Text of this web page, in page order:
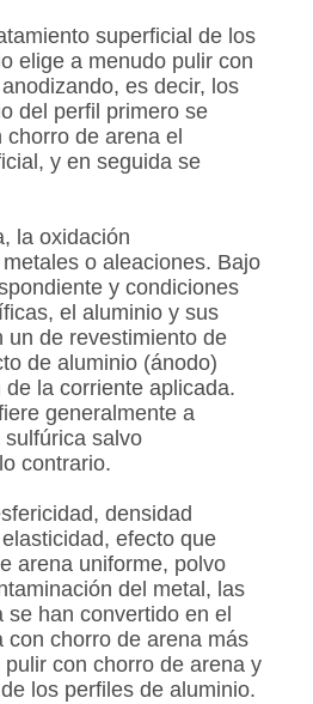
superficial de los
elige a menudo pulir con
es decir, los
del perfil primero se
de arena el
y en seguida se
la oxidación
o aleaciones. Bajo
y condiciones
el aluminio y sus
un de revestimiento de
de aluminio (ánodo)
la corriente aplicada.
generalmente a
salvo
contrario.
densidad
efecto que
arena uniforme, polvo
del metal, las
han convertido en el
con chorro de arena más
con chorro de arena y
los perfiles de aluminio.